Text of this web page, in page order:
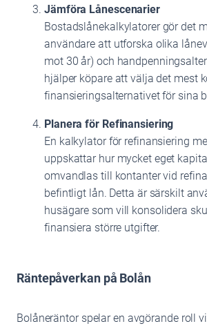
Jämföra Lånescenarier
Bostadslånekalkylatorer gör det
användare att utforska olika
mot 30 år) och
hjälper köpare att välja det mest
finansieringsalternativet för sina
Planera för Refinansiering
En kalkylator för refinansiering
uppskattar hur mycket eget
omvandlas till kontanter vid
befintligt lån. Detta är särskilt
husägare som vill konsolidera
finansiera större utgifter.
Räntepåverkan på Bolån
Bolåneräntor spelar en avgörande roll